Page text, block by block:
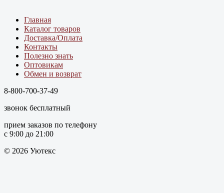
Главная
Каталог товаров
Доставка/Оплата
Контакты
Полезно знать
Оптовикам
Обмен и возврат
8-800-700-37-49
звонок бесплатный
прием заказов по телефону
с 9:00 до 21:00
© 2026 Уютекс